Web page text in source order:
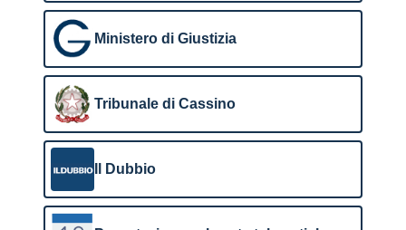
Ministero di Giustizia
Tribunale di Cassino
Il Dubbio